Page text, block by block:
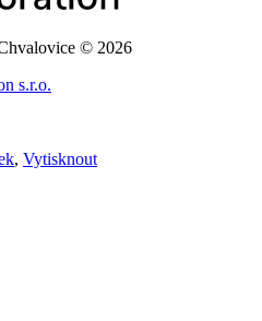
© 2026
s.r.o.
, Vytisknout